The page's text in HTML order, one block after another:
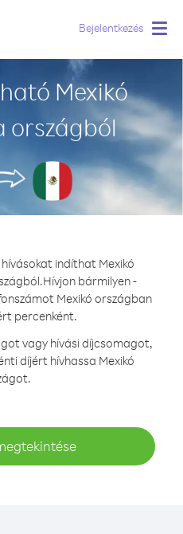
Bejelentkezés
Mexikó
országból
indíthat Mexikó
Hívjon bármilyen -
Mexikó országban
percenként.
vagy hívási díjcsomagot,
díjért hívhassa Mexikó